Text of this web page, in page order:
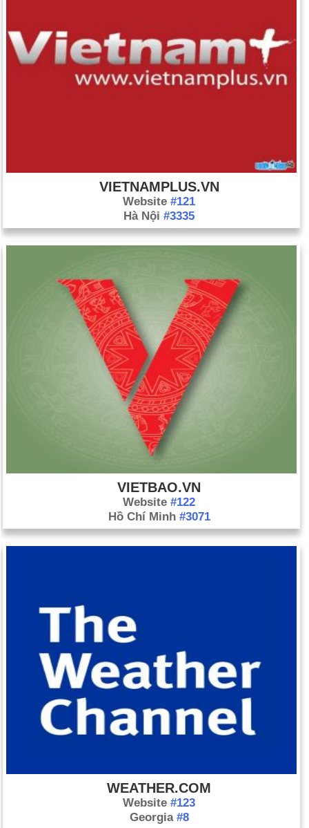
năm bị quản thúc, giành được một ghế trong quốc hội.
Ngày 1 tháng 5: Nhân kỷ niệm một năm ngày tiêu diệt trùm
khủng bố Osama bin Laden, Tổng thống Barack Obama có
chuyến thăm bất ngờ tới Afghanistan. Trong chuyến thăm của
Ngày 6 tháng 5: Francois Hollande đánh bại Nicolas Sarkozy
để trở thành tổng thống Pháp. Với chiến thắng, Hollande trở
thành chủ tịch xã hội chủ nghĩa đầu tiên kể từ khi Francois
Mitterrand rời nhiệm sở năm 1995.
Ngày 11 tháng 6: Hosni Mubarak, cựu tổng thống Ai Cập, bị
tình không vũ trang trong các cuộc biểu tình tháng 1 năm 2011.
Ngày 17 tháng 6: Đảng Dân chủ Mới trung hữu giành thắng lợi
trong cuộc bầu cử quốc hội ở Hy Lạp. Ngày 20 tháng 6: Nền
dân chủ mới nhanh chóng hình thành liên minh với Pasok và
Cánh tả Dân chủ, và Antonis Samaras, lãnh đạo của Nền dân
chủ mới, tuyên thệ nhậm chức thủ tướng.
Ngày 24 tháng 6: Các quan chức bầu cử Ai Cập tuyên bố
Mohamed Morsi, ứng cử viên của Tổ chức Anh em Hồi giáo,
là người chiến thắng trong cuộc bầu cử tổng thống. Ngày 22
tháng 11: Morsi tuyên bố một vụ cướp quyền lực trắng trợn khi
anh ta tuyên bố quyền lực đối với tòa án, do đó tòa án loại bỏ
bất kỳ kiểm tra nào về hành động của anh ta. Ông nói rằng
động thái này là cần thiết vì cơ quan tư pháp, bao gồm những
người được bổ nhiệm Hosni Mubarak, đang đe dọa đình chỉ
quốc hội lập hiến trước khi cơ quan này hoàn thành nhiệm vụ
soạn thảo hiến pháp mới. Ngày 29 tháng 11: Trước nguy cơ bị
Morsi ký hiến pháp mới thành luật. Cuộc trưng cầu dân ý
được thông qua trong hai vòng bỏ phiếu, vào ngày 14 tháng 12
và ngày 22 tháng 12. Khoảng 64% cử tri đã thông qua hiến
pháp, nhưng tỷ lệ cử tri đi bầu ở mức thấp - dưới 33%.
Ngày 7 tháng 7: Lần đầu tiên kể từ khi Đại tá Muammar
Qaddafi bị lật đổ, người dân Libya bỏ phiếu trong một cuộc bầu
cử quốc gia. Liên minh Lực lượng Quốc gia, một đảng thế tục
do Mahmoud Jibril, một nhà khoa học chính trị được học
bao gồm cả Tổ chức Anh em Hồi giáo, trong cuộc bầu cử
thành lập đại hội quốc gia.
Ngày 27 tháng 7: Thế vận hội Mùa hè 2012 khai mạc tại Luân
VIETNAMPLUS.VN
Website #121
Hà Nội #3335
VIETBAO.VN
Website #122
Hồ Chí Minh #3071
WEATHER.COM
Website #123
Georgia #8